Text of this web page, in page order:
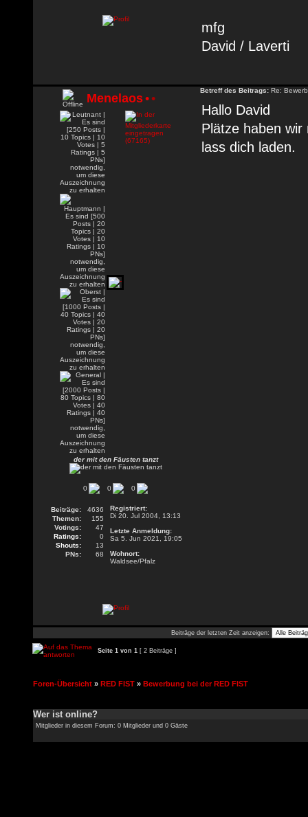
mfg
David / Laverti
Menelaos••
der mit den Fäusten tanzt
0 0 0
Beiträge:
4636
Themen:
155
Votings:
47
Ratings:
0
Shouts:
13
PNs:
68
Registriert:
Di 20. Jul 2004, 13:13
Letzte Anmeldung:
Sa 5. Jun 2021, 19:05
Wohnort:
Waldsee/Pfalz
Betreff des Beitrags: Re:
Hallo David
Plätze haben
lass dich laden.
Beiträge der letzten Zeit anzeigen:
Seite 1 von 1 [ 2 Beiträge ]
Foren-Übersicht » RED FIST » Bewerbung bei der RED FIST
Wer ist online?
Mitglieder in diesem Forum: 0 Mitglieder und 0 Gäste